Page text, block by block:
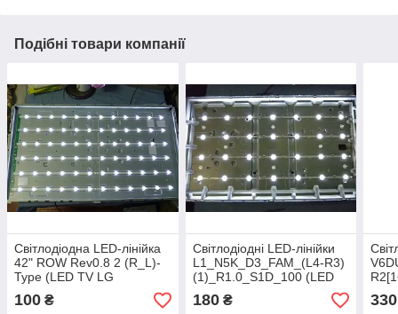
Подібні товари компанії
Світлодіодна LED-лінійка
42" ROW Rev0.8 2 (R_L)-
Type (LED TV LG
42LM340T-ZA) (Б/В).
100 ₴
Світлодіодні LED-лінійки
L1_N5K_D3_FAM_(L4-R3)
(1)_R1.0_S1D_100 (LED
TV Samsung
UE43T5300UXUA) =Б/В=
180₴ 330